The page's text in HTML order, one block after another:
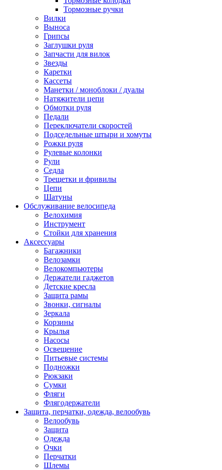
Тормозные ручки
Вилки
Выноса
Грипсы
Заглушки руля
Запчасти для вилок
Звезды
Каретки
Кассеты
Манетки / моноблоки / дуалы
Натяжители цепи
Обмотки руля
Педали
Переключатели скоростей
Подседельные штыри и хомуты
Рожки руля
Рулевые колонки
Рули
Седла
Трещетки и фривилы
Цепи
Шатуны
Обслуживание велосипеда
Велохимия
Инструмент
Стойки для хранения
Аксессуары
Багажники
Велозамки
Велокомпьютеры
Держатели гаджетов
Детские кресла
Защита рамы
Звонки, сигналы
Зеркала
Корзины
Крылья
Насосы
Освещение
Питьевые системы
Подножки
Рюкзаки
Сумки
Фляги
Флягодержатели
Защита, перчатки, одежда, велообувь
Велообувь
Защита
Одежда
Очки
Перчатки
Шлемы